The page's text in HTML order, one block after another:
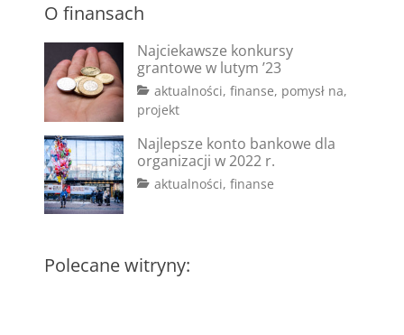
O finansach
Najciekawsze konkursy
grantowe w lutym ’23
Categories
aktualności, finanse, pomysł na,
projekt
#fundusze,
#granty,
#konkursy,
lutego
2023
Najlepsze konto bankowe dla
organizacji w 2022 r.
Categories
aktualności, finanse
Polecane witryny: